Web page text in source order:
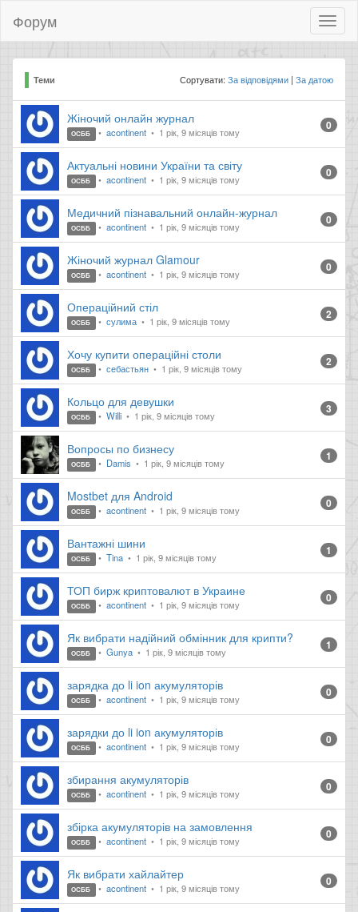
Форум
Теми Сортувати:За відповідями За датою
Жіночий онлайн журнал
ОСББ acontinent 1 рік, 9 місяців тому 0
Актуальні новини України та світу
ОСББ acontinent 1 рік, 9 місяців тому 0
Медичний пізнавальний онлайн-журнал
ОСББ acontinent 1 рік, 9 місяців тому 0
Жіночий журнал Glamour
ОСББ acontinent 1 рік, 9 місяців тому 0
Операційний стіл
ОСББ сулима 1 рік, 9 місяців тому 2
Хочу купити операційні столи
ОСББ себастьян 1 рік, 9 місяців тому 2
Кольцо для девушки
ОСББ Willi 1 рік, 9 місяців тому 3
Вопросы по бизнесу
ОСББ Damis 1 рік, 9 місяців тому 1
Mostbet для Android
ОСББ acontinent 1 рік, 9 місяців тому 0
Вантажні шини
ОСББ Tina 1 рік, 9 місяців тому 1
ТОП бирж криптовалют в Украине
ОСББ acontinent 1 рік, 9 місяців тому 0
Як вибрати надійний обмінник для крипти?
ОСББ Gunya 1 рік, 9 місяців тому 1
зарядка до li ion акумуляторів
ОСББ acontinent 1 рік, 9 місяців тому 0
зарядки до li ion акумуляторів
ОСББ acontinent 1 рік, 9 місяців тому 0
збирання акумуляторів
ОСББ acontinent 1 рік, 9 місяців тому 0
збірка акумуляторів на замовлення
ОСББ acontinent 1 рік, 9 місяців тому 0
Як вибрати хайлайтер
ОСББ acontinent 1 рік, 9 місяців тому 0